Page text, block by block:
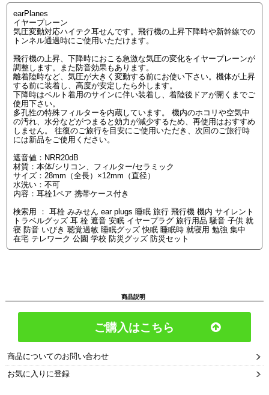
earPlanes
イヤープレーン
気圧変動対応ハイテク耳せんです。飛行機の上昇下降時や新幹線での
トンネル通過時にご使用いただけます。
飛行機の上昇、下降時におこる急激な気圧の変化をイヤープレーンが
調整します。また防音効果もあります。
離着陸時など、気圧が大きく変動する前にお使い下さい。機体が上昇
する前に装着し、高度が安定したら外します。
下降時はベルト着用のサインに伴い装着し、着陸後ドアが開くまでご
使用下さい。
多孔性の特殊フィルターを内蔵しています。 機内のホコリや空気中
の汚れ、水分などがつまると効力が減少するため、再使用はおすすめ
しません。 往復のご旅行を目安にご使用いただき、次回のご旅行時
には新品をご使用ください。
遮音値：NRR20dB
材質：本体/シリコン、フィルター/セラミック
サイズ：28mm（全長）×12mm（直径）
水洗い：不可
内容：耳栓1ペア 携帯ケース付き
検索用 ： 耳栓 みみせん ear plugs 睡眠 旅行 飛行機 機内 サイレント
トラベルグッズ 耳 栓 遮音 安眠 イヤープラグ 旅行用品 騒音 子供 就
寝 防音 いびき 聴覚過敏 睡眠グッズ 快眠 睡眠時 就寝用 勉強 集中
在宅 テレワーク 公園 学校 防災グッズ 防災セット
商品説明
ご購入はこちら
商品についてのお問い合わせ
お気に入りに登録